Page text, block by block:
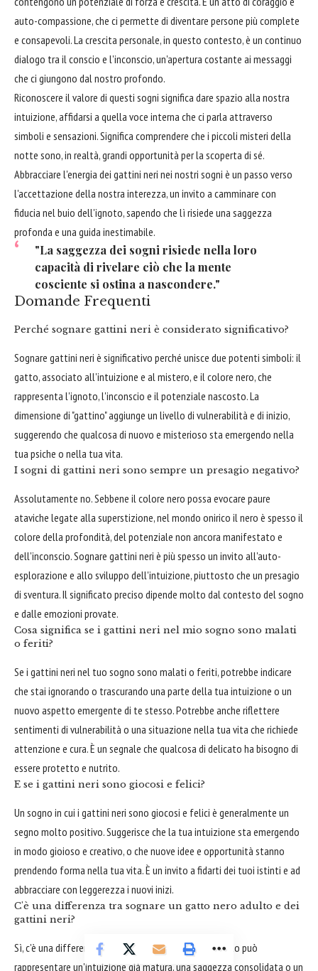
auto-compassione, che ci permette di diventare persone più complete
e consapevoli. La crescita personale, in questo contesto, è un continuo
dialogo tra il conscio e l'inconscio, un'apertura costante ai messaggi
che ci giungono dal nostro profondo.
Riconoscere il valore di questi sogni significa dare spazio alla nostra
intuizione, affidarsi a quella voce interna che ci parla attraverso
simboli e sensazioni. Significa comprendere che i piccoli misteri della
notte sono, in realtà, grandi opportunità per la scoperta di sé.
Abbracciare l'energia dei gattini neri nei nostri sogni è un passo verso
l'accettazione della nostra interezza, un invito a camminare con
fiducia nel buio dell'ignoto, sapendo che lì risiede una saggezza
profonda e una guida inestimabile.
"La saggezza dei sogni risiede nella loro
capacità di rivelare ciò che la mente
cosciente si ostina a nascondere."
Domande Frequenti
Perché sognare gattini neri è considerato significativo?
Sognare gattini neri è significativo perché unisce due potenti simboli: il
gatto, associato all'intuizione e al mistero, e il colore nero, che
rappresenta l'ignoto, l'inconscio e il potenziale nascosto. La
dimensione di "gattino" aggiunge un livello di vulnerabilità e di inizio,
suggerendo che qualcosa di nuovo e misterioso sta emergendo nella
tua psiche o nella tua vita.
I sogni di gattini neri sono sempre un presagio negativo?
Assolutamente no. Sebbene il colore nero possa evocare paure
ataviche legate alla superstizione, nel mondo onirico il nero è spesso il
colore della profondità, del potenziale non ancora manifestato e
dell'inconscio. Sognare gattini neri è più spesso un invito all'auto-
esplorazione e allo sviluppo dell'intuizione, piuttosto che un presagio
di sventura. Il significato preciso dipende molto dal contesto del sogno
e dalle emozioni provate.
Cosa significa se i gattini neri nel mio sogno sono malati
o feriti?
Se i gattini neri nel tuo sogno sono malati o feriti, potrebbe indicare
che stai ignorando o trascurando una parte della tua intuizione o un
nuovo aspetto emergente di te stesso. Potrebbe anche riflettere
sentimenti di vulnerabilità o una situazione nella tua vita che richiede
attenzione e cura. È un segnale che qualcosa di delicato ha bisogno di
essere protetto e nutrito.
E se i gattini neri sono giocosi e felici?
Un sogno in cui i gattini neri sono giocosi e felici è generalmente un
segno molto positivo. Suggerisce che la tua intuizione sta emergendo
in modo gioioso e creativo, o che nuove idee e opportunità stanno
prendendo forma nella tua vita. È un invito a fidarti dei tuoi istinti e ad
abbracciare con leggerezza i nuovi inizi.
C'è una differenza tra sognare un gatto nero adulto e dei
gattini neri?
Sì, c'è una differenza sostanziale. Un gatto nero adulto può
rappresentare un'intuizione già matura, una saggezza consolidata o un